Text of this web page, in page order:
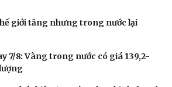
giới tăng nhưng trong nước lại
7/8: Vàng trong nước có giá 139,2-